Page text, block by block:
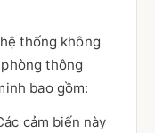
thống không
thông
bao gồm:
cảm biến này